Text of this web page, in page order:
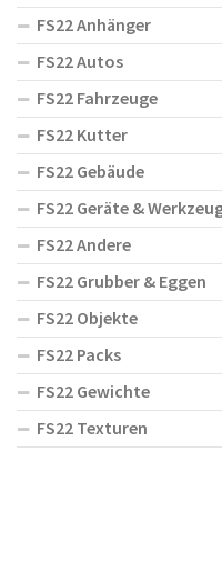
FS22 Anhänger
FS22 Autos
FS22 Fahrzeuge
FS22 Kutter
FS22 Gebäude
FS22 Geräte &
FS22 Andere
FS22 Grubber & Eggen
FS22 Objekte
FS22 Packs
FS22 Gewichte
FS22 Texturen